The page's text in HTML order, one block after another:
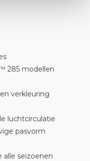
285 modellen
verkleuring
luchtcirculatie
pasvorm
alle seizoenen